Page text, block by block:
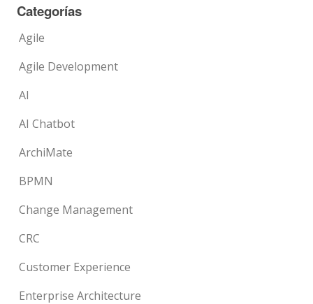
Categorías
Agile
Agile Development
AI
AI Chatbot
ArchiMate
BPMN
Change Management
CRC
Customer Experience
Enterprise Architecture